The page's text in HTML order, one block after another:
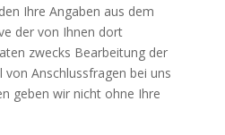
Ihre Angaben aus dem
der von Ihnen dort
zwecks Bearbeitung der
Anschlussfragen bei uns
geben wir nicht ohne Ihre